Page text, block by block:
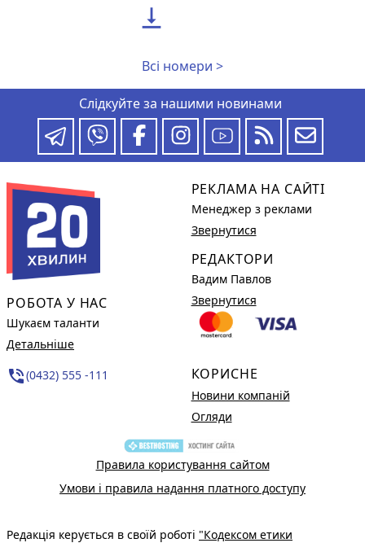

Всі номери >
Слідкуйте за нашими новинами
РОБОТА У НАС
Шукаєм таланти
Детальніше
phone_in_talk(0432) 555 -111
РЕКЛАМА НА САЙТІ
Менеджер з реклами
Звернутися
РЕДАКТОРИ
Вадим Павлов
Звернутися
КОРИСНЕ
Новини компаній
Огляди
Правила користування сайтом
Умови і правила надання платного доступу
Редакція керується в своїй роботі "Кодексом етики